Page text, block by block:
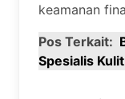
keamanan
Pos Terkait:
Spesialis Kulit